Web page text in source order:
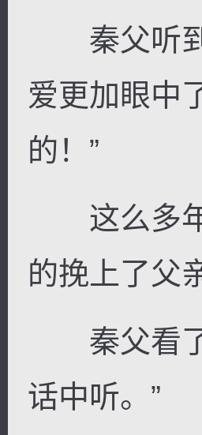
秦父听到
爱更加眼中
的！”
这么多年
的挽上了父
秦父看了
话中听。”